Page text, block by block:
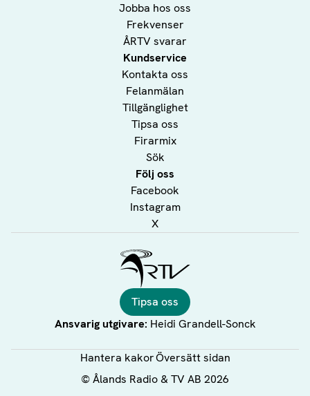
Jobba hos oss
Frekvenser
ÅRTV svarar
Kundservice
Kontakta oss
Felanmälan
Tillgänglighet
Tipsa oss
Firarmix
Sök
Följ oss
Facebook
Instagram
X
Tipsa oss
Ansvarig utgivare: Heidi Grandell-Sonck
Hantera kakorÖversätt sidan
©Ålands Radio & TV AB 2026